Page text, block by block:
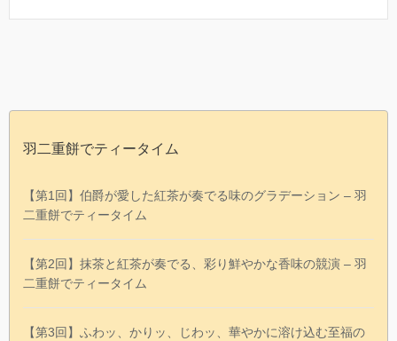
羽二重餅でティータイム
【第1回】伯爵が愛した紅茶が奏でる味のグラデーション – 羽
二重餅でティータイム
【第2回】抹茶と紅茶が奏でる、彩り鮮やかな香味の競演 – 羽
二重餅でティータイム
【第3回】ふわッ、かりッ、じわッ、華やかに溶け込む至福の